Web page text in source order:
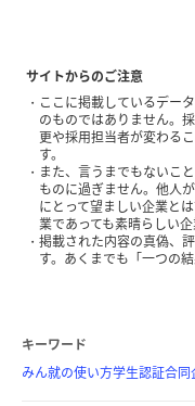
サイトからのご注意
ここに掲載しているデー
のものではありません。
更や採用担当者が変わる
す。
また、言うまでもないこ
ものに過ぎません。他人
にとって望ましい企業と
業であっても素晴らしい企
掲載された内容の真偽、
す。あくまでも「一つの
キーワード
みん就の使い方学生認証合同